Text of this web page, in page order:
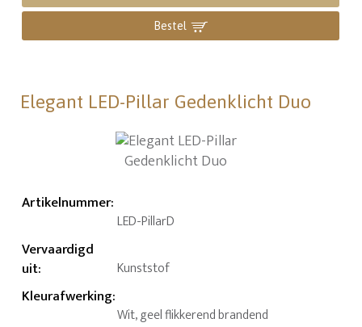
Bestel
Elegant LED-Pillar Gedenklicht Duo
Artikelnummer:
LED-PillarD
Vervaardigd
uit: Kunststof
Kleurafwerking:
Wit, geel flikkerend brandend